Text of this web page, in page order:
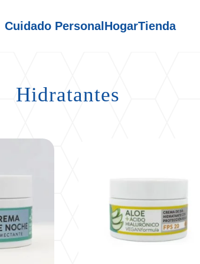
Cuidado PersonalHogarTienda
Hidratantes